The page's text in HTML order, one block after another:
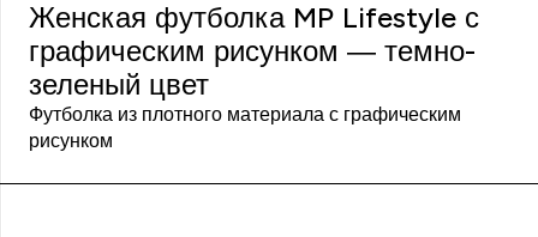
Женская футболка MP Lifestyle с
графическим рисунком ― темно-
зеленый цвет
Футболка из плотного материала с графическим
рисунком